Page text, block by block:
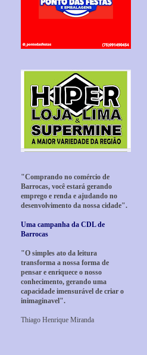
"Comprando no comércio de
Barrocas, você estará gerando
emprego e renda e ajudando no
desenvolvimento da nossa cidade".
Uma campanha da CDL de
Barrocas
"O simples ato da leitura
transforma a nossa forma de
pensar e enriquece o nosso
conhecimento, gerando uma
capacidade imensurável de criar o
inimaginavel".
Thiago Henrique Miranda